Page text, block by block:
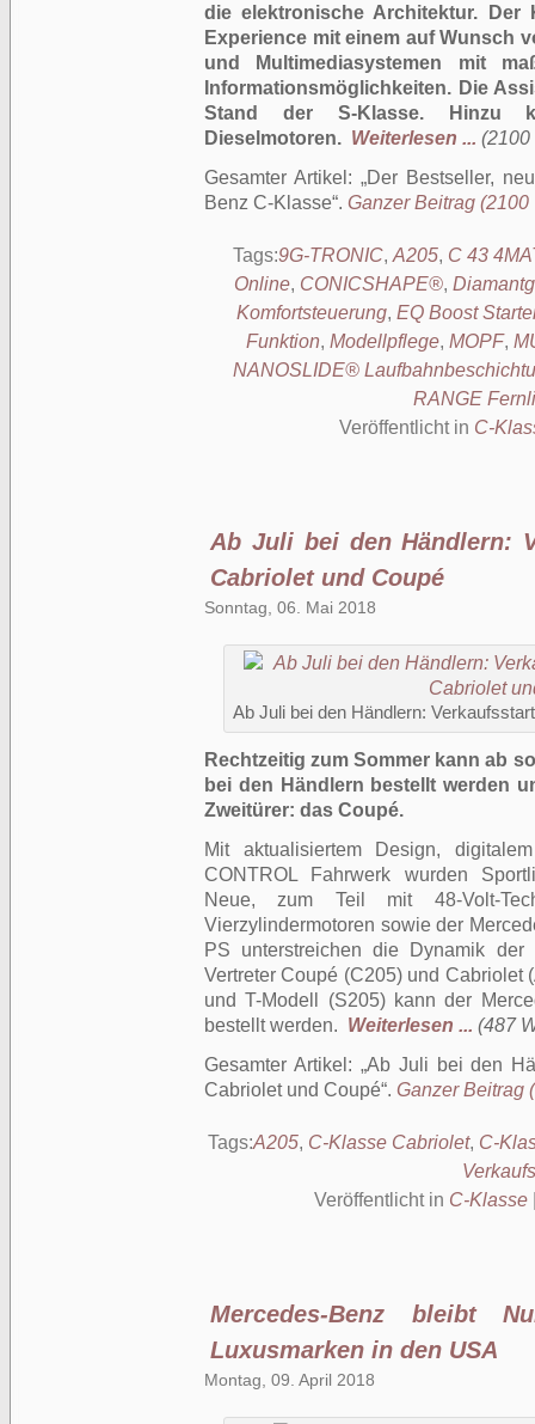
die elektronische Architektur.
Experience mit einem auf Wunsch
und Multimediasystemen mit
Informationsmöglichkeiten. Die
Stand der S-Klasse. Hinzu
Dieselmotoren. Weiterlesen ... (2100
Gesamter Artikel: Der Bestseller,
Benz C-Klasse . Ganzer Beitrag (2100
Tags:9G-TRONIC, A205, C 43
Online, CONICSHAPE®,
Komfortsteuerung, EQ Boost
Funktion, Modellpflege, MOPF,
NANOSLIDE®
RANGE
Veröffentlicht in C-
Ab Juli bei den Händlern:
Cabriolet und Coupé
Sonntag, 06. Mai 2018
Ab Juli bei den Händlern:
Rechtzeitig zum Sommer kann ab
bei den Händlern bestellt werden
Zweitürer: das Coupé.
Mit aktualisiertem Design,
CONTROL Fahrwerk wurden
Neue, zum Teil mit 48-Volt-
Vierzylindermotoren sowie der
PS unterstreichen die Dynamik der
Vertreter Coupé (C205) und Cabriolet
und T-Modell (S205) kann der
bestellt werden. Weiterlesen ... (487
Gesamter Artikel:
Ab Juli bei den
Cabriolet und Coupé . Ganzer Beitrag
Tags:A205, C-Klasse Cabriolet, C-
Veröffentlicht in C-Klasse
Mercedes-Benz bleibt
Luxusmarken in den USA
Montag, 09. April 2018